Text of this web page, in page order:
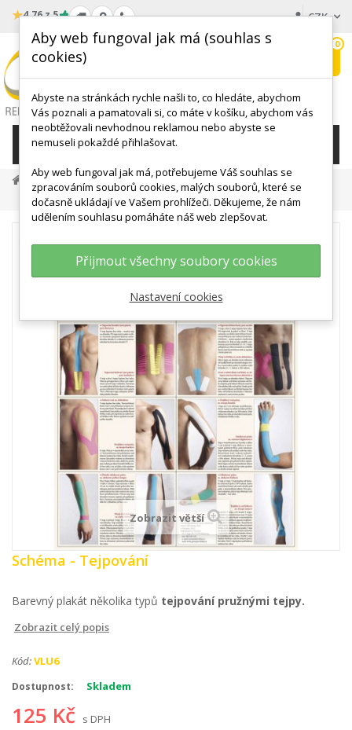
★4.76 z 5 CZK
wishlist
0
KATEGORIE
ANATOMICKÉ MODELY
Anatomické Plakáty
Schéma - Tejpování
Zobrazit větší
Schéma - Tejpování
Barevný plakát několika typů tejpování pružnými tejpy.
Zobrazit celý popis
Kód:VLU6
Dostupnost: Skladem
125 Kč s DPH
Aby web fungoval jak má (souhlas s
cookies)
Abyste na stránkách rychle našli to, co hledáte, abychom
Vás poznali a pamatovali si, co máte v košíku, abychom vás
neobtěžovali nevhodnou reklamou nebo abyste se
nemuseli pokaždé přihlašovat.
Aby web fungoval jak má, potřebujeme Váš souhlas se
zpracováním souborů cookies, malých souborů, které se
dočasně ukládají ve Vašem prohlížeči. Děkujeme, že nám
udělením souhlasu pomáháte náš web zlepšovat.
Přijmout všechny soubory cookies
Nastavení cookies